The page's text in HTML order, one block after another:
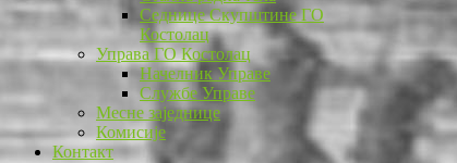
Седнице Скупштине ГО
Костолац
Управа ГО Костолац
Начелник Управе
Службе Управе
Месне заједнице
Комисије
Контакт